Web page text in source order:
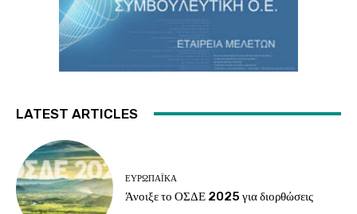
LATEST ARTICLES
ΕΥΡΩΠΑΪΚΆ
Άνοιξε το ΟΣΔΕ 2025 για διορθώσεις